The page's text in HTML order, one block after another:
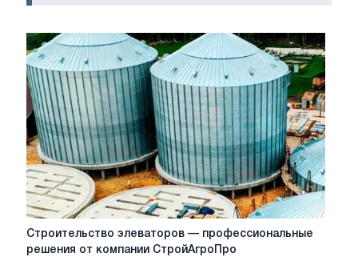
Строительство
Строительство элеваторов — профессиональные
решения от компании СтройАгроПро